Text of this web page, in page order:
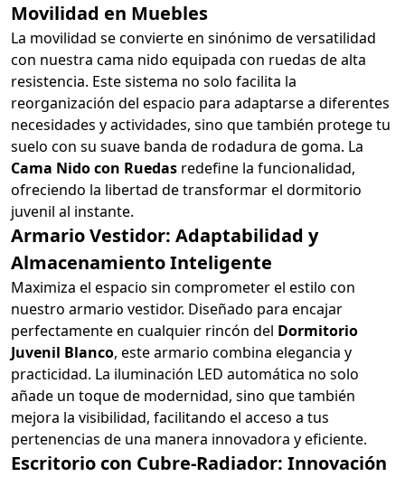
Movilidad en Muebles
La movilidad se convierte en sinónimo de versatilidad
con nuestra cama nido equipada con ruedas de alta
resistencia. Este sistema no solo facilita la
reorganización del espacio para adaptarse a diferentes
necesidades y actividades, sino que también protege tu
suelo con su suave banda de rodadura de goma. La
Cama Nido con Ruedas redefine la funcionalidad,
ofreciendo la libertad de transformar el dormitorio
juvenil al instante.
Armario Vestidor: Adaptabilidad y
Almacenamiento Inteligente
Maximiza el espacio sin comprometer el estilo con
nuestro armario vestidor. Diseñado para encajar
perfectamente en cualquier rincón del Dormitorio
Juvenil Blanco, este armario combina elegancia y
practicidad. La iluminación LED automática no solo
añade un toque de modernidad, sino que también
mejora la visibilidad, facilitando el acceso a tus
pertenencias de una manera innovadora y eficiente.
Escritorio con Cubre-Radiador: Innovación